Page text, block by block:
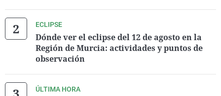
ECLIPSE
Dónde ver el eclipse del 12 de agosto en la
Región de Murcia: actividades y puntos de
observación
ÚLTIMA HORA